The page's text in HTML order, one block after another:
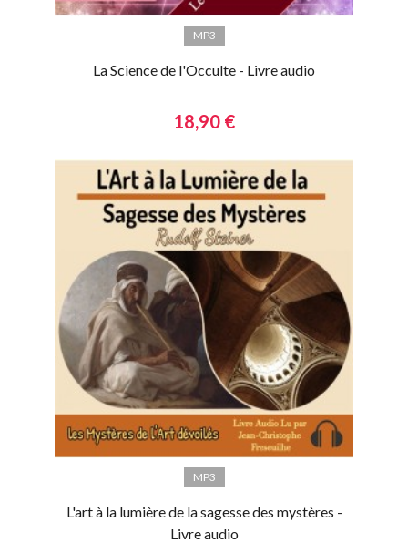
MP3
La Science de l'Occulte - Livre audio
18,90 €
MP3
L'art à la lumière de la sagesse des mystères -
Livre audio